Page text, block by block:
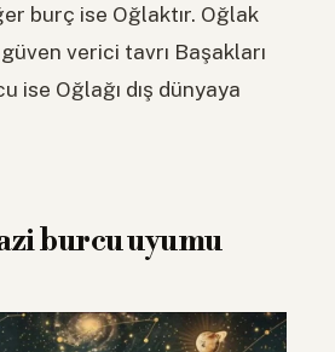
burç ise Oğlaktır. Oğlak
verici tavrı Başakları
ise Oğlağı dış dünyaya
burcu uyumu